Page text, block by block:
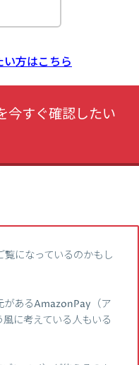
方はこちら
今すぐ確認したい
になっているのかもし
があるAmazonPay（ア
に考えている人もいる